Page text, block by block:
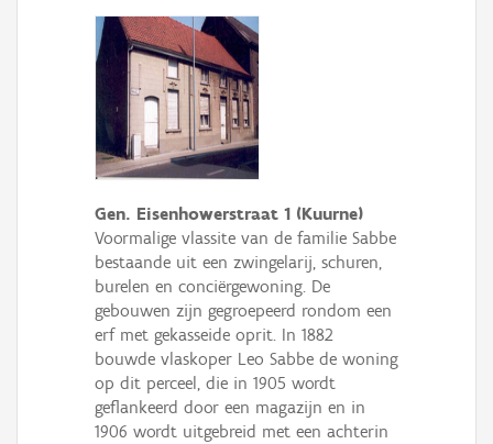
Gen. Eisenhowerstraat 1 (Kuurne)
Voormalige vlassite van de familie Sabbe
bestaande uit een zwingelarij, schuren,
burelen en conciërgewoning. De
gebouwen zijn gegroepeerd rondom een
erf met gekasseide oprit. In 1882
bouwde vlaskoper Leo Sabbe de woning
op dit perceel, die in 1905 wordt
geflankeerd door een magazijn en in
1906 wordt uitgebreid met een achterin